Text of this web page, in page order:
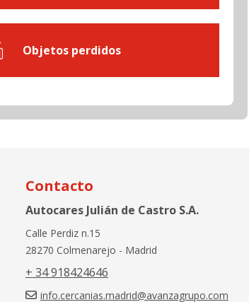
Objetos perdidos
Contacto
Autocares Julián de Castro S.A.
Calle Perdiz n.15
28270 Colmenarejo - Madrid
+ 34 918424646
info.cercanias.madrid@avanzagrupo.com